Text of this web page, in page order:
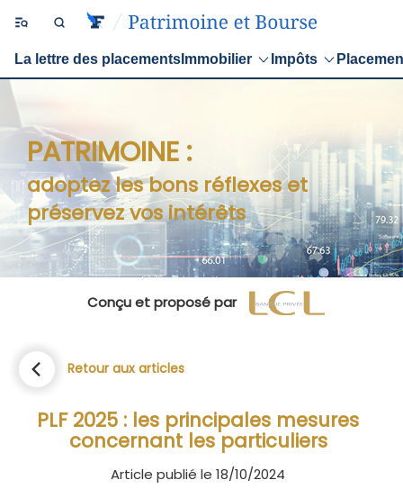
La lettre des placements Immobilier Impôts
PATRIMOINE :
adoptez les bons réflexes et
préservez vos intérêts
Conçu et proposé par
Retour aux articles
PLF 2025 : les principales mesures
concernant les particuliers
Article publié le 18/10/2024